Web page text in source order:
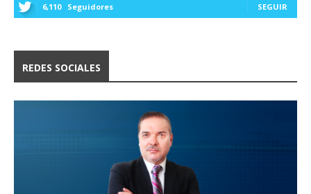
6,110 Seguidores SEGUIR
REDES SOCIALES